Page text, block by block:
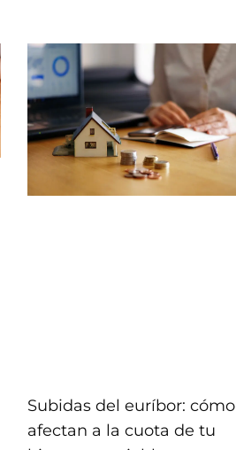
Subidas del euríbor: cómo
afectan a la cuota de tu